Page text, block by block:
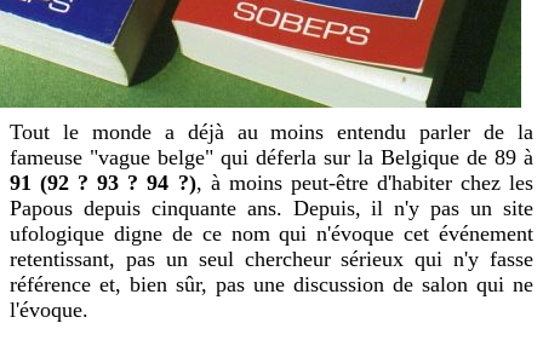
Tout le monde a déjà au moins entendu parler de la
fameuse "vague belge" qui déferla sur la Belgique de 89 à
91 (92 ? 93 ? 94 ?), à moins peut-être d'habiter chez les
Papous depuis cinquante ans. Depuis, il n'y pas un site
ufologique digne de ce nom qui n'évoque cet événement
retentissant, pas un seul chercheur sérieux qui n'y fasse
référence et, bien sûr, pas une discussion de salon qui ne
l'évoque.